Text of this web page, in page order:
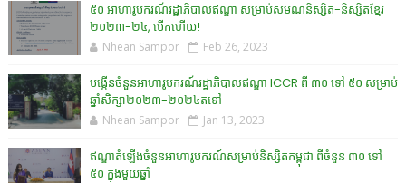
៥០ អាហារូបករណ៍រដ្ឋាភិបាលឥណ្ឌា សម្រាប់សមណនិស្សិត-និស្សិតខ្មែរ
២០២៣-២៤, បើកហើយ!
Nhean Sampor Feb 26, 2023
បង្កើនចំនួនអាហារូបករណ៍រដ្ឋាភិបាលឥណ្ឌា ICCR ពី ៣០ ទៅ ៥០ សម្រាប់
ឆ្នាំសិក្សា២០២៣-២០២៤តទៅ
Nhean Sampor Jan 13, 2023
ឥណ្ឌាតំឡើងចំនួនអាហារូបករណ៍សម្រាប់និស្សិតកម្ពុជា ពីចំនួន ៣០ ទៅ
៥០ ក្នុងមួយឆ្នាំ